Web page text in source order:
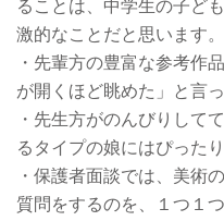
ることは、中学生の子ど
激的なことだと思います。
・先輩方の豊富な参考作
が開くほど眺めた」と言
・先生方がのんびりして
るタイプの娘にはぴったり
・保護者面談では、美術
質問をするのを、１つ１